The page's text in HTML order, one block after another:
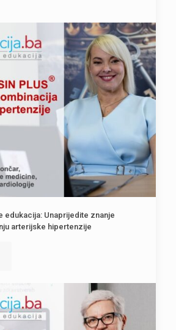
edukacija: Unaprijedite znanje
arterijske hipertenzije